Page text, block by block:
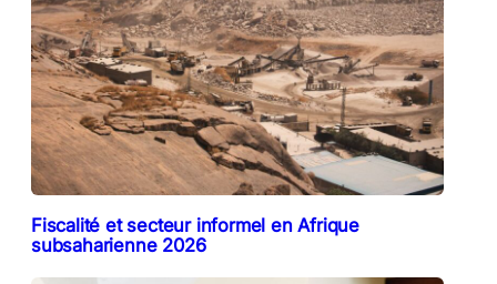
Fiscalité et secteur informel en Afrique
subsaharienne 2026